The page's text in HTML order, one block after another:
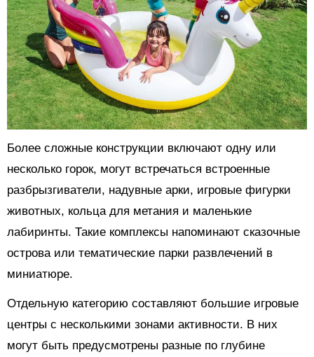
Более сложные конструкции включают одну или
несколько горок, могут встречаться встроенные
разбрызгиватели, надувные арки, игровые фигурки
животных, кольца для метания и маленькие
лабиринты. Такие комплексы напоминают сказочные
острова или тематические парки развлечений в
миниатюре.
Отдельную категорию составляют большие игровые
центры с несколькими зонами активности. В них
могут быть предусмотрены разные по глубине